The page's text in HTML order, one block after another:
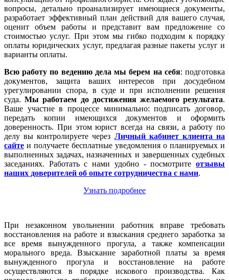
вопросы, детально проанализирует имеющиеся документы,
разработает эффективный план действий для вашего случая,
оценит объем работы и представит вам предложение со
стоимостью услуг. При этом мы гибко подходим к порядку
оплаты юридических услуг, предлагая разные пакеты услуг и
варианты оплаты.
Всю работу по ведению дела мы берем на себя: подготовка
документов, защита ваших интересов при досудебном
урегулировании спора, в суде и при исполнении решения
суда.Мы работаем до достижения желаемого результата.
Ваше участие в процессе минимально: подписать договор,
передать копии имеющихся документов и оформить
доверенность. При этом юрист всегда на связи, а работу по
делу вы контролируете через Личный кабинет клиента на
сайте и получаете бесплатные уведомления о планируемых и
выполненных задачах, назначенных и завершенных судебных
заседаниях. Работать с нами удобно - посмотрите отзывы
наших доверителей об опыте сотрудничества с нами.
Узнать подробнее
При незаконном увольнении работник вправе требовать
восстановления на работе и взыскания среднего заработка за
все время вынужденного прогула, а также компенсации
морального вреда. Взыскание заработной платы за время
вынужденного прогула и восстановление на работе
осуществляются в порядке искового производства. Как